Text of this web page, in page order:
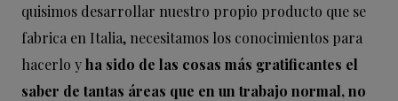
quisimos desarrollar nuestro propio producto que se
fabrica en Italia, necesitamos los conocimientos para
hacerlo yha sido de las cosas más gratificantes el
saber de tantas áreas que en un trabajo normal, no